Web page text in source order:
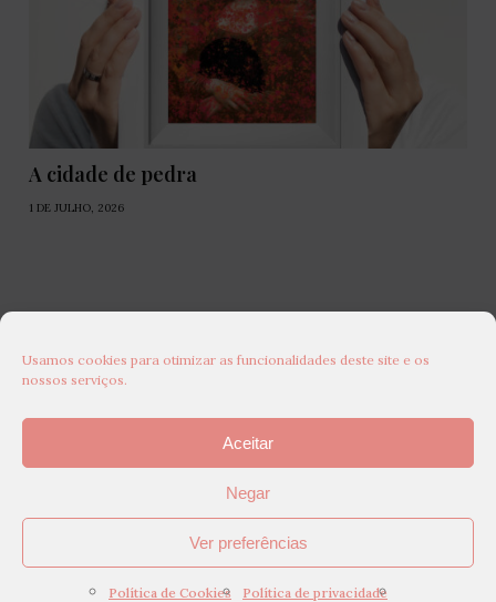
Usamos cookies para otimizar as funcionalidades deste site e os
nossos serviços.
Aceitar
Negar
Ver preferências
Política de Cookies Política de privacidade
A cidade de pedra
1 DE JULHO, 2026